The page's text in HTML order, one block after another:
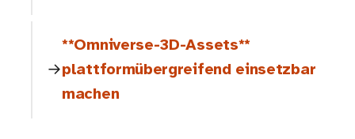
**Omniverse-3D-Assets**
plattformübergreifend einsetzbar
machen